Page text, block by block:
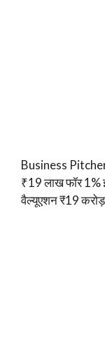
Business
₹19 लाख फॉर 1%
वैल्यूएशन ₹19 करोड़